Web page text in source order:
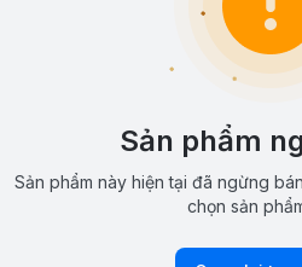
Sản phẩm
Sản phẩm này hiện tại đã ngừng
chọn sản